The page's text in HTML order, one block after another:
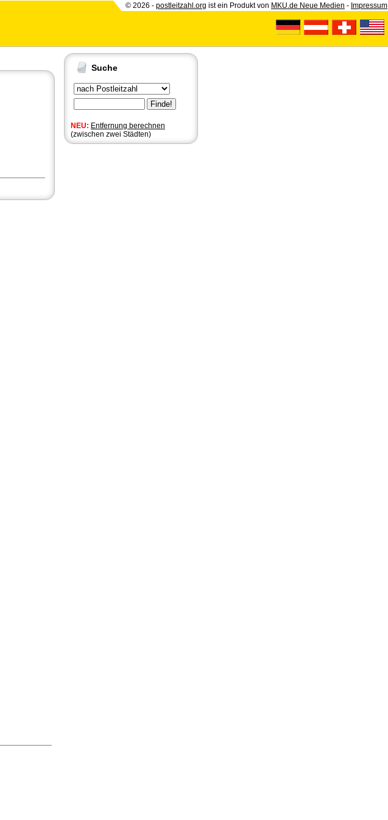
© 2026 - postleitzahl.org ist ein Produkt von MKU.de Neue Medien - Impressum
Suche
NEU: Entfernung berechnen
(zwischen zwei Städten)